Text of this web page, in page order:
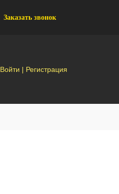
Заказать звонок
Войти | Регистрация